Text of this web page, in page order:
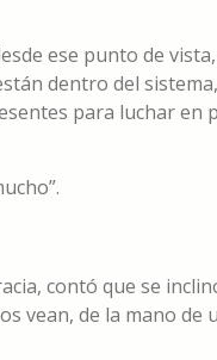
ese punto de
dentro del
para luchar en
contó que se
vean, de la mano de